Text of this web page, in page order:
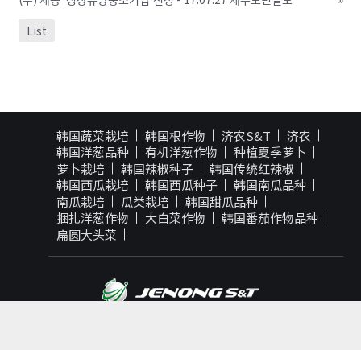
List
韩国蔬菜栽培 韩国根作物 济农S&T
济农
韩国洋葱品种
有机洋葱作物
种植夏季萝卜
萝卜栽培
韩国辣椒种子
韩国传统红辣椒
韩国西瓜栽培
韩国西瓜种子
韩国南瓜品种
南瓜栽培
瓜类栽培
韩国甜瓜品种
捆扎洋葱作物
大白菜作物
韩国番茄作物品种
扁圆大头菜